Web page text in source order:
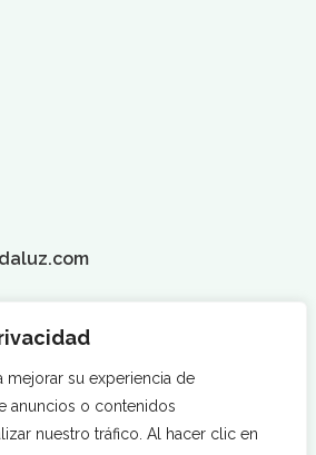
mejorar su experiencia de
anuncios o contenidos
nuestro tráfico. Al hacer clic en